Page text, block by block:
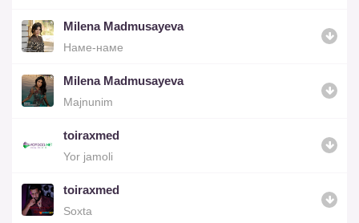
Milena Madmusayeva
Наме-наме
Milena Madmusayeva
Majnunim
toiraxmed
Yor jamoli
toiraxmed
Soxta